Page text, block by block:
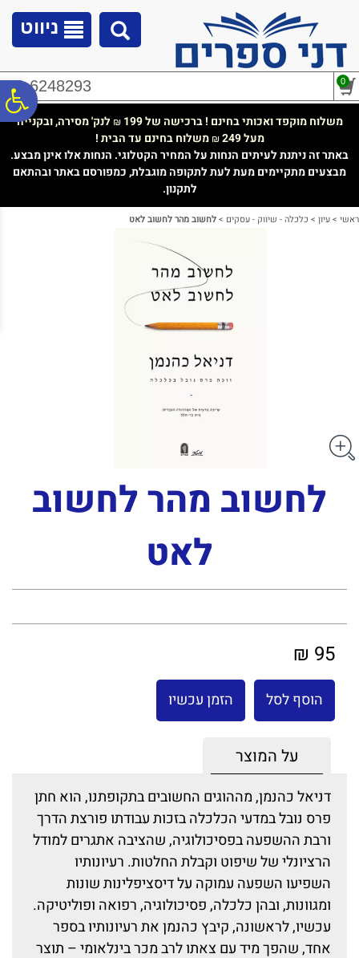
נגישות
ניווט
02-6248293 0
משלוח מוקפד ואכותי בחינם ! ברכישה של 199 ₪ לנק' מסירה, ובקנייה
מעל 249
₪משלוח בחינם עד הבית !
באתר זה ניתנת לעיתים הנחות על המחיר הקטלוגי. הנחות אלו אינן מבצע.
מבצעים מתקיימים מעת לעת לתקופה מוגבלת, כמפורסם באתר ובהתאם
לתקנון.
ראשי >עיון > כלכלה - שיווק - עסקים >לחשוב מהר לחשוב לאט
לחשוב מהר לחשוב
לאט
95 ₪
הוסף לסל הזמן עכשיו
על המוצר
דניאל כהנמן, מההוגים החשובים בתקופתנו, הוא חתן
פרס נובל במדעי הכלכלה בזכות עבודתו פורצת הדרך
ורבת ההשפעה בפסיכולוגיה, שהציבה אתגרים למודל
הרציונלי של שיפוט וקבלת החלטות. רעיונותיו
השפיעו השפעה עמוקה על דיסציפלינות שונות
ומגוונות, ובהן כלכלה, פסיכולוגיה, רפואה ופוליטיקה.
עכשיו, לראשונה, קיבץ כהנמן את רעיונותיו בספר
אחד, שהפך מיד עם צאתו לרב מכר בינלאומי – תוצר